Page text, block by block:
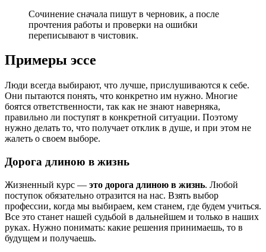
Сочинение сначала пишут в черновик, а после
прочтения работы и проверки на ошибки
переписывают в чистовик.
Примеры эссе
Люди всегда выбирают, что лучше, прислушиваются к себе.
Они пытаются понять, что конкретно им нужно. Многие
боятся ответственности, так как не знают наверняка,
правильно ли поступят в конкретной ситуации. Поэтому
нужно делать то, что получает отклик в душе, и при этом не
жалеть о своем выборе.
Дорога длиною в жизнь
Жизненный курс — это дорога длиною в жизнь. Любой
поступок обязательно отразится на нас. Взять выбор
профессии, когда мы выбираем, кем станем, где будем учиться.
Все это станет нашей судьбой в дальнейшем и только в наших
руках. Нужно понимать: какие решения принимаешь, то в
будущем и получаешь.